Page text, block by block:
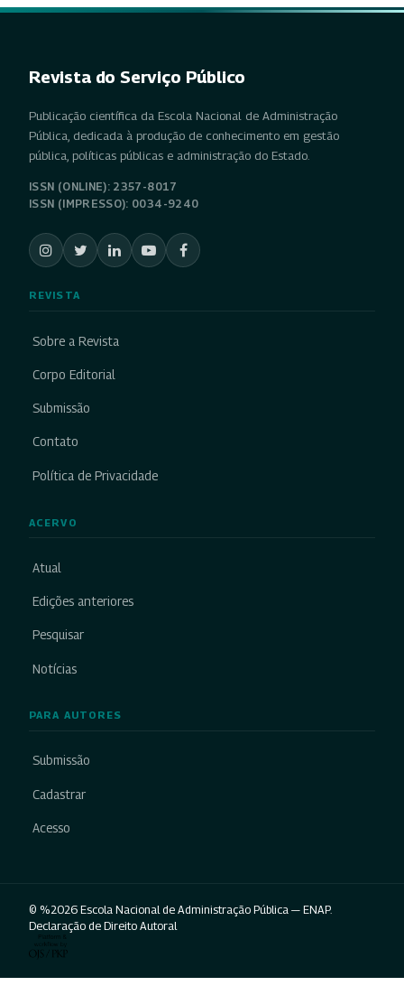
Revista do Serviço Público
Publicação científica da Escola Nacional de Administração
Pública, dedicada à produção de conhecimento em gestão
pública, políticas públicas e administração do Estado.
ISSN (ONLINE): 2357-8017
ISSN (IMPRESSO): 0034-9240
REVISTA
Sobre a Revista
Corpo Editorial
Submissão
Contato
Política de Privacidade
ACERVO
Atual
Edições anteriores
Pesquisar
Notícias
PARA AUTORES
Submissão
Cadastrar
Acesso
© %2026 Escola Nacional de Administração Pública — ENAP.
Declaração de Direito Autoral